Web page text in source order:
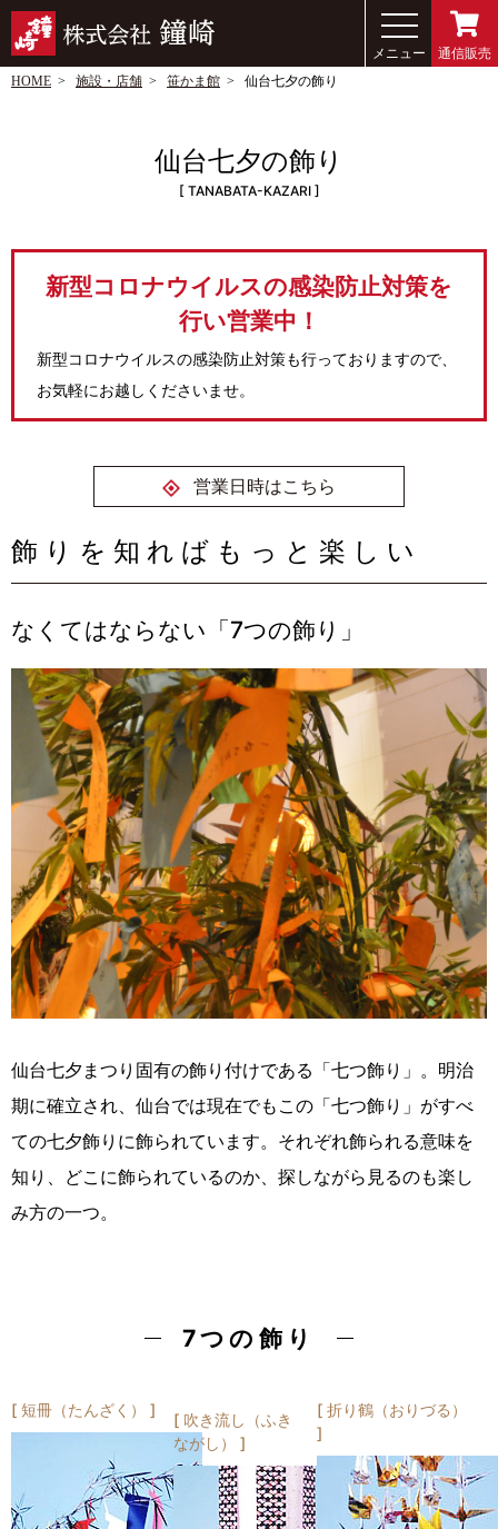
メニュー
通信販売
HOME
施設・店舗 笹かま館 仙台七夕の飾り
仙台七夕の飾り
TANABATA-KAZARI
新型コロナウイルスの感染防止対策を
行い営業中！
新型コロナウイルスの感染防止対策も行っておりますので、
お気軽にお越しくださいませ。
営業日時はこちら
飾りを知ればもっと楽しい
なくてはならない「7つの飾り」
仙台七夕まつり固有の飾り付けである「七つ飾り」。明治
期に確立され、仙台では現在でもこの「七つ飾り」がすべ
ての七夕飾りに飾られています。それぞれ飾られる意味を
知り、どこに飾られているのか、探しながら見るのも楽し
み方の一つ。
7つの飾り
短冊（たんざく）
吹き流し（ふき
ながし）
折り鶴（おりづる）